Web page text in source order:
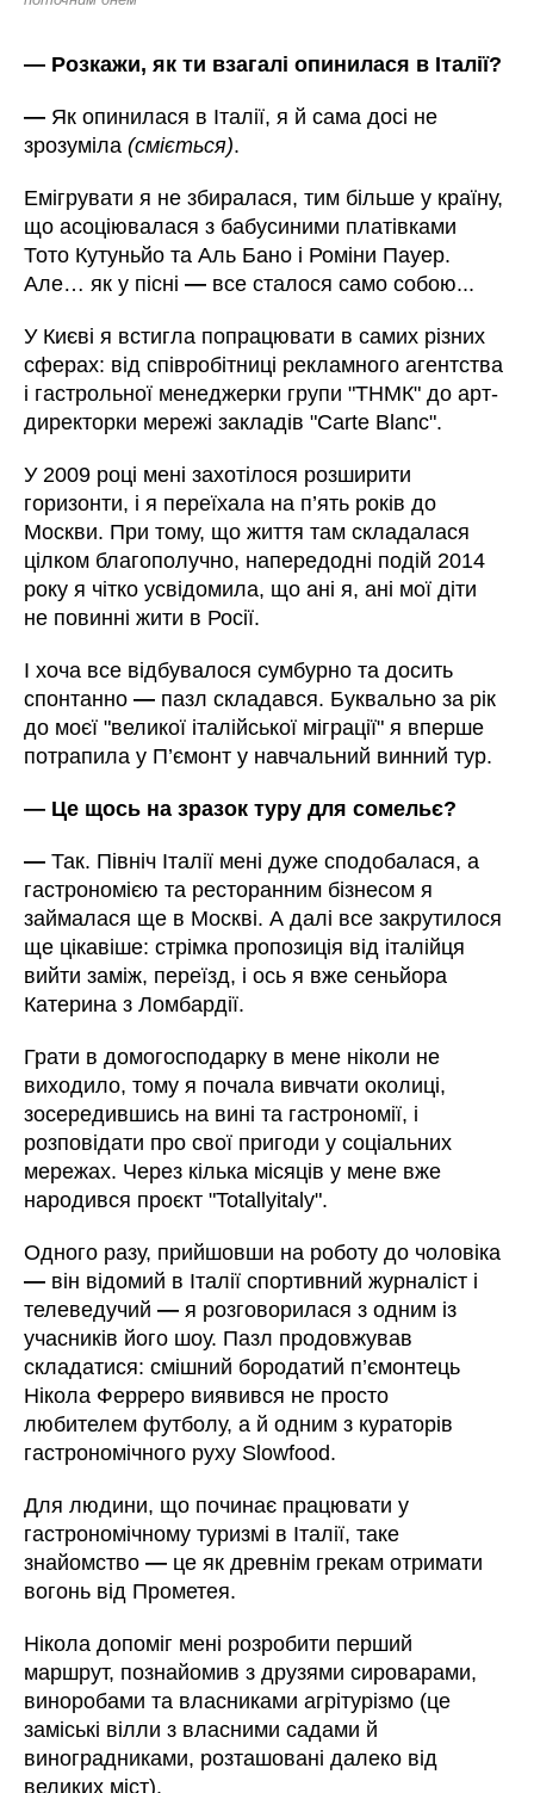
— Розкажи, як ти взагалі опинилася в Італії?
— Як опинилася в Італії, я й сама досі не
зрозуміла(сміється).
Емігрувати я не збиралася, тим більше у країну,
що асоціювалася з бабусиними платівками
Тото Кутуньйо та Аль Бано і Роміни Пауер.
Але… як у пісні— все сталося само собою...
У Києві я встигла попрацювати в самих різних
сферах: від співробітниці рекламного агентства
і гастрольної менеджерки групи "ТНМК" до арт-
директорки мережі закладів "Carte Blanc".
У 2009 році мені захотілося розширити
горизонти, і я переїхала на п’ять років до
Москви. При тому, що життя там складалася
цілком благополучно, напередодні подій 2014
року я чітко усвідомила, що ані я, ані мої діти
не повинні жити в Росії.
І хоча все відбувалося сумбурно та досить
спонтанно— пазл складався. Буквально за рік
до моєї "великої італійської міграції" я вперше
потрапила у П’ємонт у навчальний винний тур.
— Це щось на зразок туру для сомельє?
—Так. Північ Італії мені дуже сподобалася, а
гастрономією та ресторанним бізнесом я
займалася ще в Москві. А далі все закрутилося
ще цікавіше: стрімка пропозиція від італійця
вийти заміж, переїзд, і ось я вже сеньйора
Катерина з Ломбардії.
Грати в домогосподарку в мене ніколи не
виходило, тому я почала вивчати околиці,
зосередившись на вині та гастрономії, і
розповідати про свої пригоди у соціальних
мережах. Через кілька місяців у мене вже
народився проєкт "Totallyitaly".
Одного разу, прийшовши на роботу до чоловіка
— він відомий в Італії спортивний журналіст і
телеведучий— я розговорилася з одним із
учасників його шоу. Пазл продовжував
складатися: смішний бородатий п’ємонтець
Нікола Ферреро виявився не просто
любителем футболу, а й одним з кураторів
гастрономічного руху Slowfood.
Для людини, що починає працювати у
гастрономічному туризмі в Італії, таке
знайомство— це як древнім грекам отримати
вогонь від Прометея.
Нікола допоміг мені розробити перший
маршрут, познайомив з друзями сироварами,
виноробами та власниками агрітурізмо (це
заміські вілли з власними садами й
виноградниками, розташовані далеко від
великих міст).